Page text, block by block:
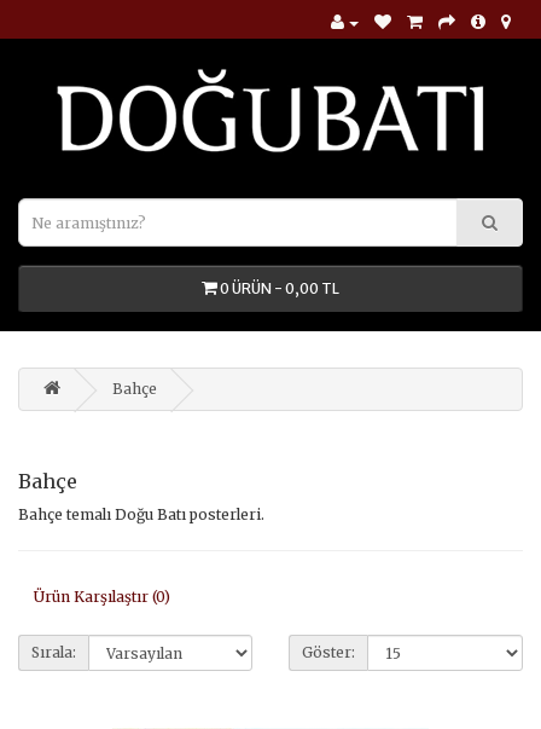
0 ÜRÜN - 0,00 TL
Bahçe
Bahçe
Bahçe temalı Doğu Batı posterleri.
Ürün Karşılaştır (0)
Sırala: Göster: